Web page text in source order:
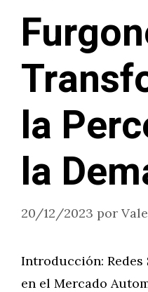
la
la
20/12/2023 por
Introducción:
en el Mercado